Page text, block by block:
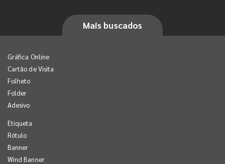
Mais buscados
Gráfica Online
Cartão de Visita
Folheto
Folder
Adesivo
Etiqueta
Rótulo
Banner
Wind Banner